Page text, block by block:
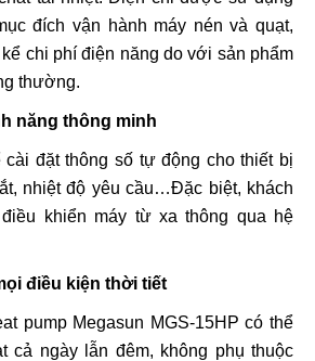
đích vận hành máy nén và quạt,
chi phí điện năng do với sản phẩm
thường.
năng thông minh
cài đặt thông số tự động cho thiết bị
nhiệt độ yêu cầu…Đặc biệt, khách
khiển máy từ xa thông qua hệ
điều kiện thời tiết
pump Megasun MGS-15HP có thể
cả ngày lẫn đêm, không phụ thuộc